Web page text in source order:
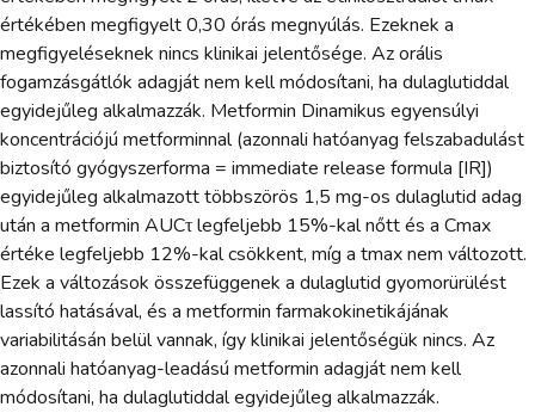
értékében megfigyelt 0,30 órás megnyúlás. Ezeknek a
megfigyeléseknek nincs klinikai jelentősége. Az orális
fogamzásgátlók adagját nem kell módosítani, ha dulaglutiddal
egyidejűleg alkalmazzák. Metformin Dinamikus egyensúlyi
koncentrációjú metforminnal (azonnali hatóanyag felszabadulást
biztosító gyógyszerforma = immediate release formula [IR])
egyidejűleg alkalmazott többszörös 1,5 mg-os dulaglutid adag
után a metformin AUCτ legfeljebb 15%-kal nőtt és a Cmax
értéke legfeljebb 12%-kal csökkent, míg a tmax nem változott.
Ezek a változások összefüggenek a dulaglutid gyomorürülést
lassító hatásával, és a metformin farmakokinetikájának
variabilitásán belül vannak, így klinikai jelentőségük nincs. Az
azonnali hatóanyag-leadású metformin adagját nem kell
módosítani, ha dulaglutiddal egyidejűleg alkalmazzák.